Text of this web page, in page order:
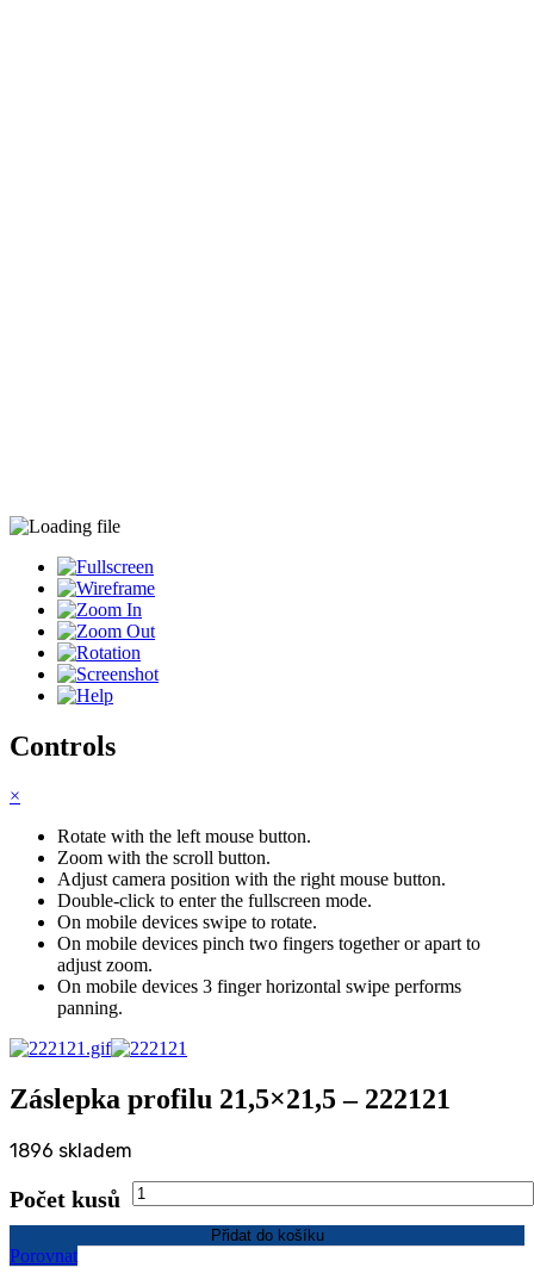
Controls
×
Rotate with the left mouse button.
Zoom with the scroll button.
Adjust camera position with the right mouse button.
Double-click to enter the fullscreen mode.
On mobile devices swipe to rotate.
On mobile devices pinch two fingers together or apart to
adjust zoom.
On mobile devices 3 finger horizontal swipe performs
panning.
Záslepka profilu 21,5×21,5 – 222121
1896 skladem
Počet kusů
Záslepka
profilu
Přidat do košíku
Porovnat